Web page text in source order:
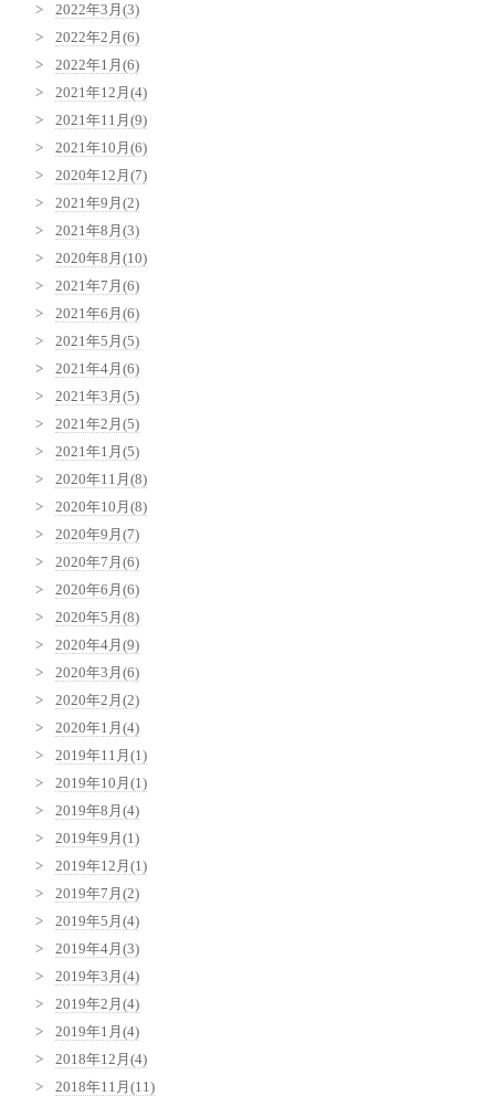
2022年3月(3)
2022年2月(6)
2022年1月(6)
2021年12月(4)
2021年11月(9)
2021年10月(6)
2020年12月(7)
2021年9月(2)
2021年8月(3)
2020年8月(10)
2021年7月(6)
2021年6月(6)
2021年5月(5)
2021年4月(6)
2021年3月(5)
2021年2月(5)
2021年1月(5)
2020年11月(8)
2020年10月(8)
2020年9月(7)
2020年7月(6)
2020年6月(6)
2020年5月(8)
2020年4月(9)
2020年3月(6)
2020年2月(2)
2020年1月(4)
2019年11月(1)
2019年10月(1)
2019年8月(4)
2019年9月(1)
2019年12月(1)
2019年7月(2)
2019年5月(4)
2019年4月(3)
2019年3月(4)
2019年2月(4)
2019年1月(4)
2018年12月(4)
2018年11月(11)